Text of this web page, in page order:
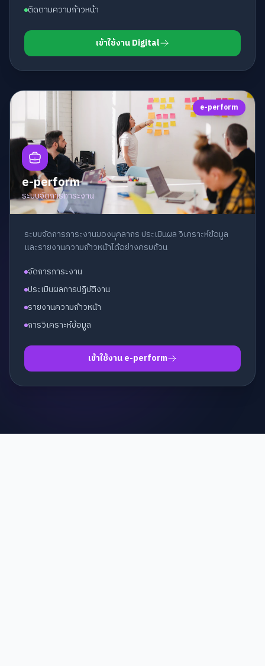
ติดตามความก้าวหน้า
เข้าใช้งาน Digital
e-perform
e-perform
ระบบจัดการภาระงาน
ระบบจัดการภาระงานของบุคลากร ประเมินผล วิเคราะห์ข้อมูล
และรายงานความก้าวหน้าได้อย่างครบถ้วน
จัดการภาระงาน
ประเมินผลการปฏิบัติงาน
รายงานความก้าวหน้า
การวิเคราะห์ข้อมูล
เข้าใช้งาน e-perform